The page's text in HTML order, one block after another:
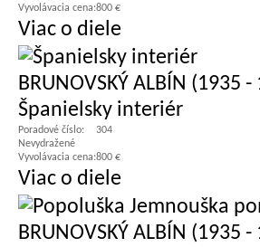
Vyvolávacia cena:800 €
Viac o diele
BRUNOVSKÝ ALBÍN (1935 -
Španielsky interiér
Poradové číslo:
304
Nevydražené
Vyvolávacia cena:800 €
Viac o diele
BRUNOVSKÝ ALBÍN (1935 -